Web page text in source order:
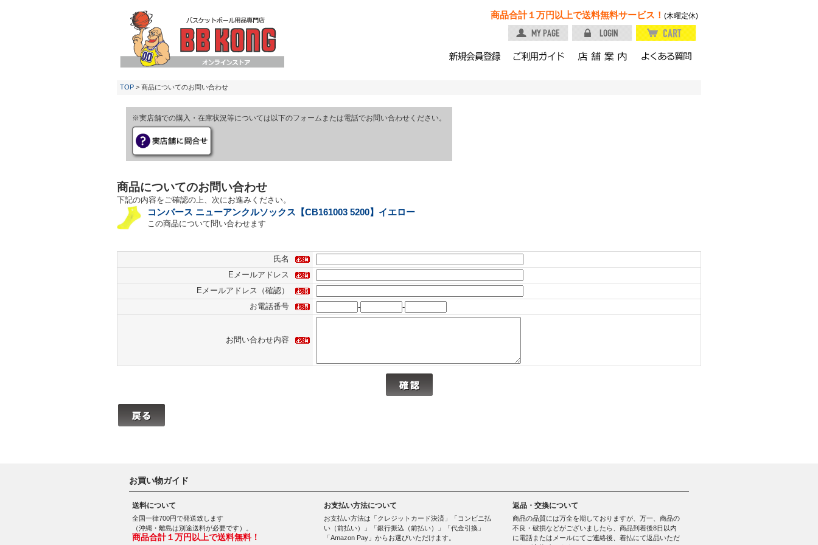
商品合計１万円以上で送料無料サービス！ (木曜定休)
TOP > 商品についてのお問い合わせ
※実店舗での購入・在庫状況等については以下のフォームまたは電話でお問い合わせください。
商品についてのお問い合わせ
下記の内容をご確認の上、次にお進みください。
コンバース ニューアンクルソックス【CB161003 5200】イエロー
この商品について問い合わせます
氏名
Eメールアドレス
Eメールアドレス（確認）
お電話番号
- -
お問い合わせ内容
お買い物ガイド
送料について
全国一律700円で発送致します
（沖縄・離島は別途送料が必要です）。
商品合計１万円以上で送料無料！
お支払い方法について
お支払い方法は「クレジットカード決済」「コンビニ払
い（前払い）」「銀行振込（前払い）」「代金引換」
「Amazon Pay」からお選びいただけます。
返品・交換について
商品の品質には万全を期しておりますが、万一、商品の
不良・破損などがございましたら、商品到着後8日以内
に電話またはメールにてご連絡後、着払にて返品いただ